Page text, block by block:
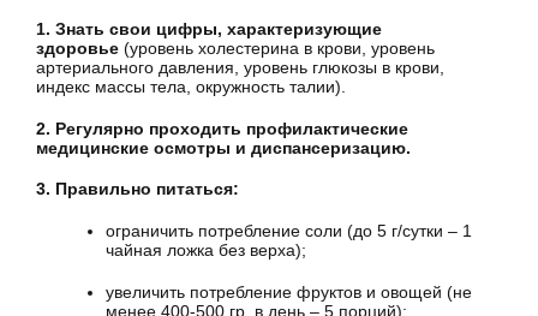
1. Знать свои цифры, характеризующие
здоровье (уровень холестерина в крови, уровень
артериального давления, уровень глюкозы в крови,
индекс массы тела, окружность талии).
2. Регулярно проходить профилактические
медицинские осмотры и диспансеризацию.
3. Правильно питаться:
ограничить потребление соли (до 5 г/сутки – 1
чайная ложка без верха);
увеличить потребление фруктов и овощей (не
менее 400-500 гр. в день – 5 порций);